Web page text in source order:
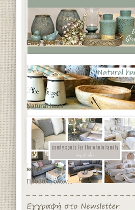
Easy greens
Natural hues
sofas
Προβολή όλων...